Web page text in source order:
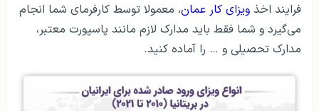
فرایند اخذ ویزای کار عمان، معمولا توسط کارفرمای شما انجام
می‌گیرد و شما فقط باید مدارک لازم مانند پاسپورت معتبر،
مدارک تحصیلی و … را آماده کنید.